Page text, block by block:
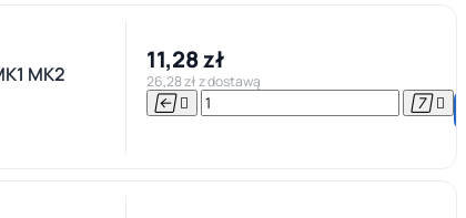
MK2
11,28 zł
26,28 zł z dostawą
   